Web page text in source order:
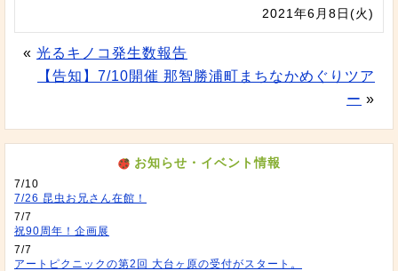
2021年6月8日(火)
« 光るキノコ発生数報告
【告知】7/10開催 那智勝浦町まちなかめぐりツア
ー »
お知らせ・イベント情報
7/10
7/26 昆虫お兄さん在館！
7/7
祝90周年！企画展
7/7
アートピクニックの第2回 大台ヶ原の受付がスタート。